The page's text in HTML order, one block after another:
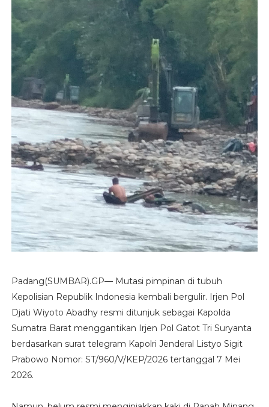
Padang(SUMBAR).GP— Mutasi pimpinan di tubuh
Kepolisian Republik Indonesia kembali bergulir. Irjen Pol
Djati Wiyoto Abadhy resmi ditunjuk sebagai Kapolda
Sumatra Barat menggantikan Irjen Pol Gatot Tri Suryanta
berdasarkan surat telegram Kapolri Jenderal Listyo Sigit
Prabowo Nomor: ST/960/V/KEP/2026 tertanggal 7 Mei
2026.